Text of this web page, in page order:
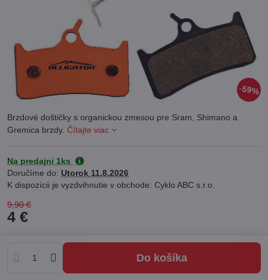
59%
Brzdové doštičky s organickou zmesou pre Sram, Shimano a
Gremica brzdy. Čítajte viac
Na predajni 1ks
Doručíme do: Utorok 11.8.2026
Cyklo ABC s.r.o.
9,90 €
4 €
Do košíka